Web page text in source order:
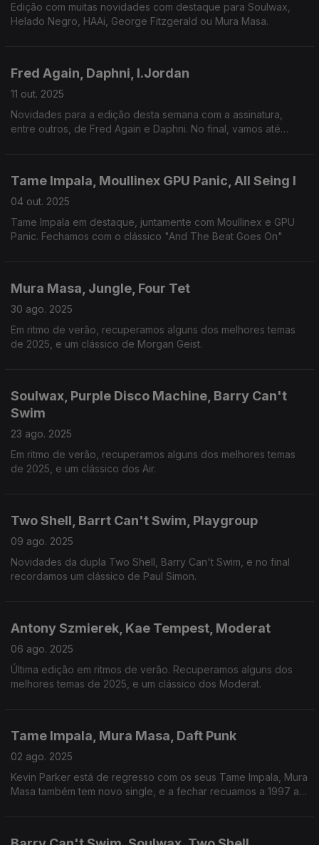
Edição com muitas novidades com destaque para Soulwax,
Helado Negro, HAAi, George Fitzgerald ou Mura Masa.
Fred Again, Daphni, I.Jordan
11 out. 2025
Novidades para a edição desta semana com a assinatura,
entre outros, de Fred Again e Daphni. No final, vamos até
Tame Impala, Moullinex GPU Panic, All Seing I
04 out. 2025
Tame Impala em destaque, juntamente com Moullinex e GPU
Panic. Fechamos com o clássico "And The Beat Goes On"
Mura Masa, Jungle, Four Tet
30 ago. 2025
Em ritmo de verão, recuperamos alguns dos melhores temas
de 2025, e um clássico de Morgan Geist.
Soulwax, Purple Disco Machine, Barry Can't
Swim
23 ago. 2025
Em ritmo de verão, recuperamos alguns dos melhores temas
de 2025, e um clássico dos Air.
Two Shell, Barrt Can't Swim, Playgroup
09 ago. 2025
Novidades da dupla Two Shell, Barry Can't Swim, e no final
recordamos um clássico de Paul Simon.
Antony Szmierek, Kae Tempest, Moderat
06 ago. 2025
Última edição em ritmos de verão. Recuperamos alguns dos
melhores temas de 2025, e um clássico dos Moderat.
Tame Impala, Mura Masa, Daft Punk
02 ago. 2025
Kevin Parker está de regresso com os seus Tame Impala, Mura
Masa também tem novo single, e a fechar recuamos a 1997 ao